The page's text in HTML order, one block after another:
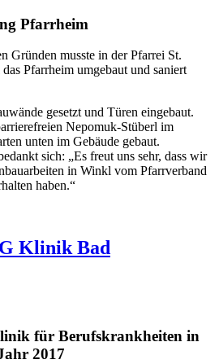
Pfarrheim
Gründen musste in der Pfarrei St.
Pfarrheim umgebaut und saniert
gesetzt und Türen eingebaut.
Nepomuk-Stüberl im
unten im Gebäude gebaut.
sich: „Es freut uns sehr, dass wir
in Winkl vom Pfarrverband
haben.“
Klinik Bad
für Berufskrankheiten in
2017